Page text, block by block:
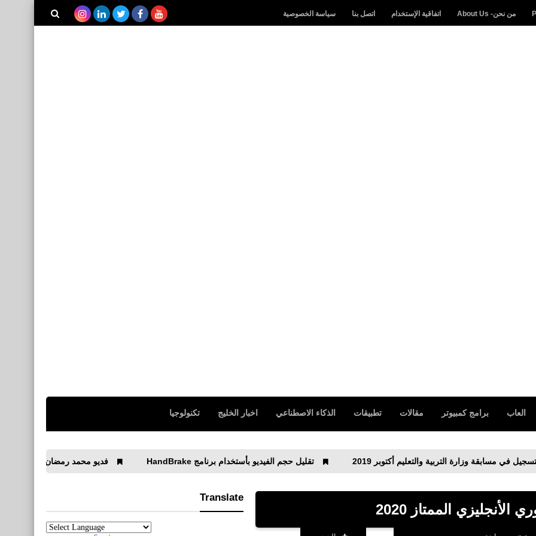
من نحن- About Us اتفاقية الإستخدام اتصل بنا سياسة الخصوصية
العاب برامج كمبيوتر مقالات تطبيقات الذكاء الاصطناعي اخبار الخليج تكنولوجيا
تقليل حجم الفيديو بأستخدام برنامج HandBrake فديو محمد رمضان يقود الطائرة أثناء سفره
الممتاز 2020
Translate